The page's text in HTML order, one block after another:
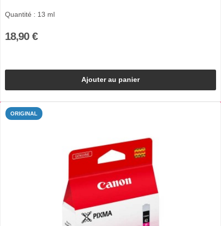
Quantité : 13 ml
18,90 €
Ajouter au panier
ORIGINAL